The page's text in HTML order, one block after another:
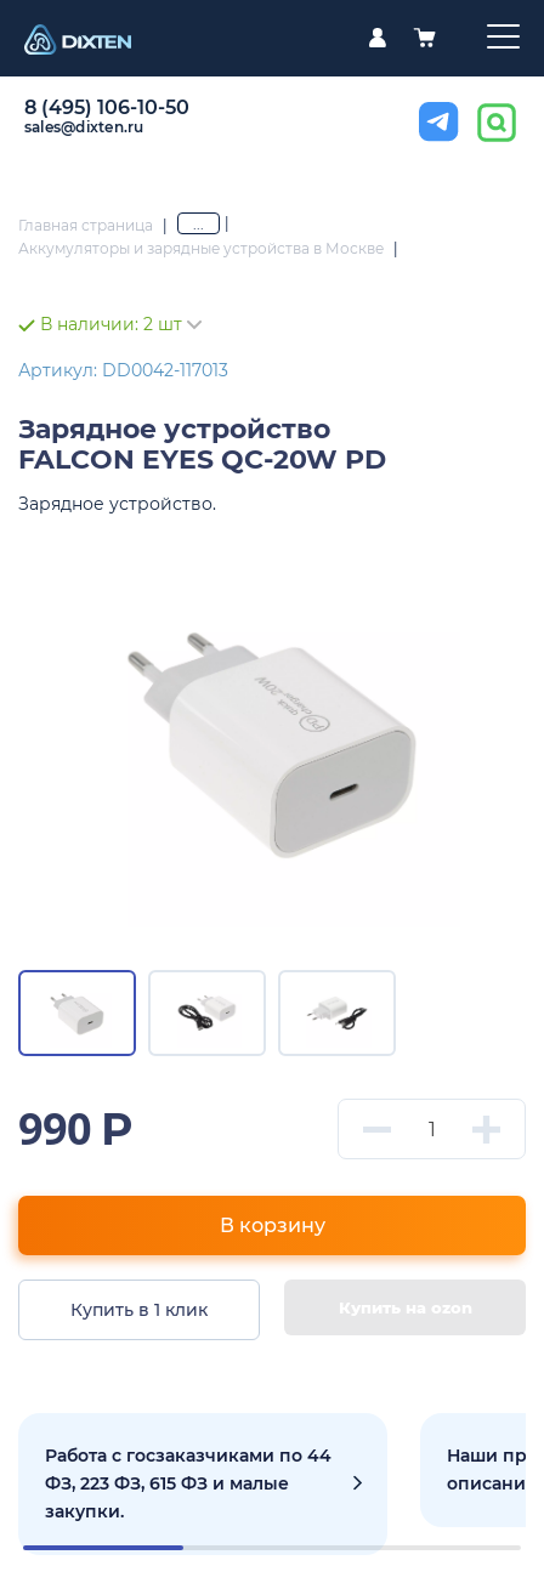
8 (495) 106-10-50
sales@dixten.ru
Главная страница | ...
Аккумуляторы и зарядные устройства в Москве
В наличии: 2 шт
Артикул: DD0042-117013
Зарядное устройство
FALCON EYES QC-20W PD
Зарядное устройство.
990 Р
В корзину
Купить в 1 клик Купить на ozon
Работа с госзаказчиками по 44
ФЗ, 223 ФЗ, 615 ФЗ и малые
закупки.
Наши